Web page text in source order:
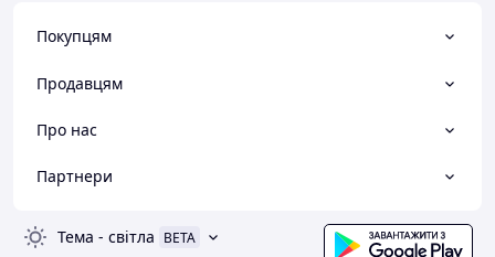
Покупцям
Продавцям
Про нас
Партнери
Тема - світла BETA